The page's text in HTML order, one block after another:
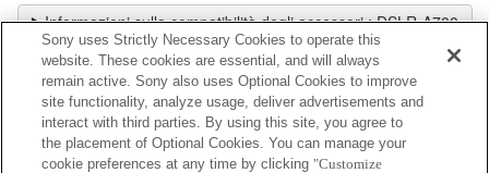
Informazioni sulla compatibilità degli accessori : DSLR-A700
Selettore obiettivi
Seleziona un obiettivo consigliato per le foto che desideri scattare
Adattatore per supporto accessori
Sony uses Strictly Necessary Cookies to operate this
website. These cookies are essential, and will always
remain active. Sony also uses Optional Cookies to improve
site functionality, analyze usage, deliver advertisements and
interact with third parties. By using this site, you agree to
the placement of Optional Cookies. You can manage your
cookie preferences at any time by clicking "Customize